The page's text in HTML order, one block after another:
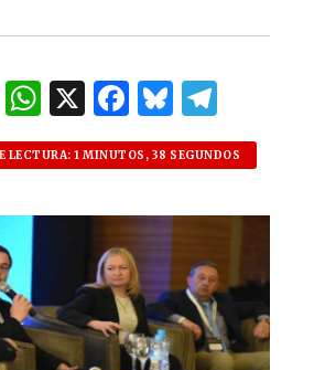
W
h
at
s
p
X F
a
c
e
b
o
o
k
B
lu
es
k
el
e
g
m
LECTURA: 1 MINUTOS, 38 SEGUNDOS